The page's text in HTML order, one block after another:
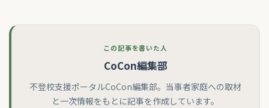
この記事を書いた人
CoCon編集部
不登校支援ポータルCoCon編集部。当事者家庭への取材
と一次情報をもとに記事を作成しています。